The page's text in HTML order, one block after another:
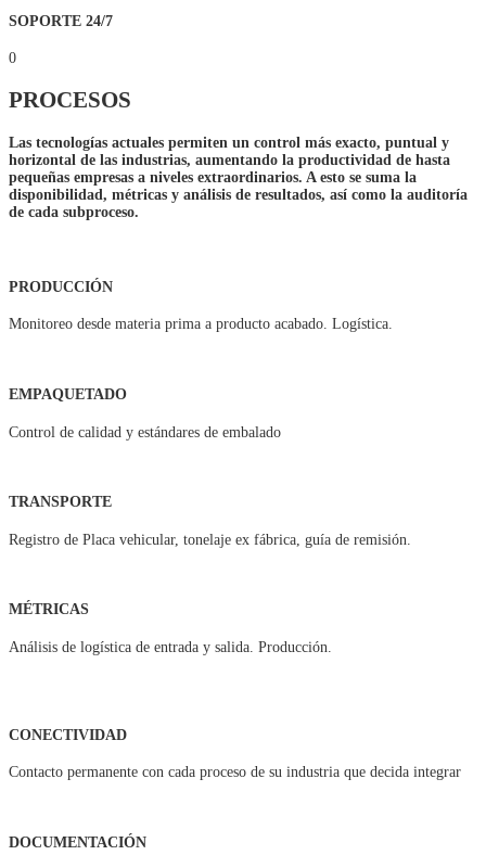
SOPORTE 24/7
0
PROCESOS
Las tecnologías actuales permiten un control más exacto, puntual y
horizontal de las industrias, aumentando la productividad de hasta
pequeñas empresas a niveles extraordinarios. A esto se suma la
disponibilidad, métricas y análisis de resultados, así como la auditoría
de cada subproceso.
PRODUCCIÓN
Monitoreo desde materia prima a producto acabado. Logística.
EMPAQUETADO
Control de calidad y estándares de embalado
TRANSPORTE
Registro de Placa vehicular, tonelaje ex fábrica, guía de remisión.
MÉTRICAS
Análisis de logística de entrada y salida. Producción.
CONECTIVIDAD
Contacto permanente con cada proceso de su industria que decida integrar
DOCUMENTACIÓN